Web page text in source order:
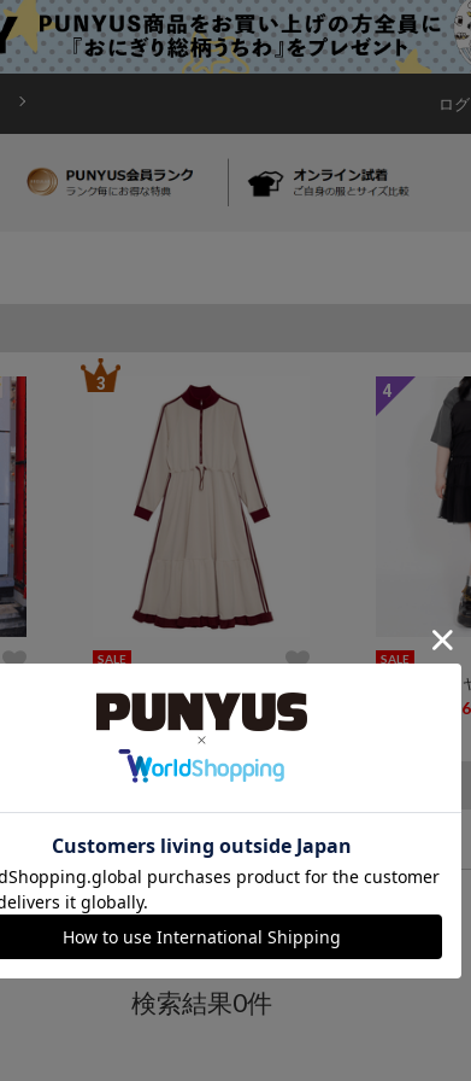
ロ
3
SALE
¥9,900 ¥6,600(税込)
13
4
SALE
検索結果0件